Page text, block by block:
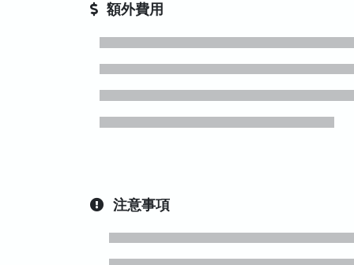
額外費用
注意事項